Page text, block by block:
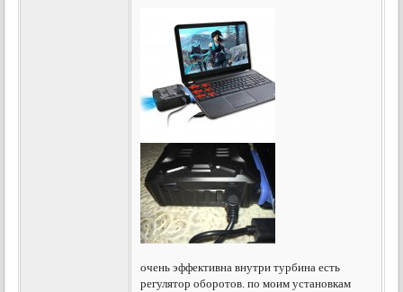
очень эффективна внутри турбина есть
регулятор оборотов. по моим установкам